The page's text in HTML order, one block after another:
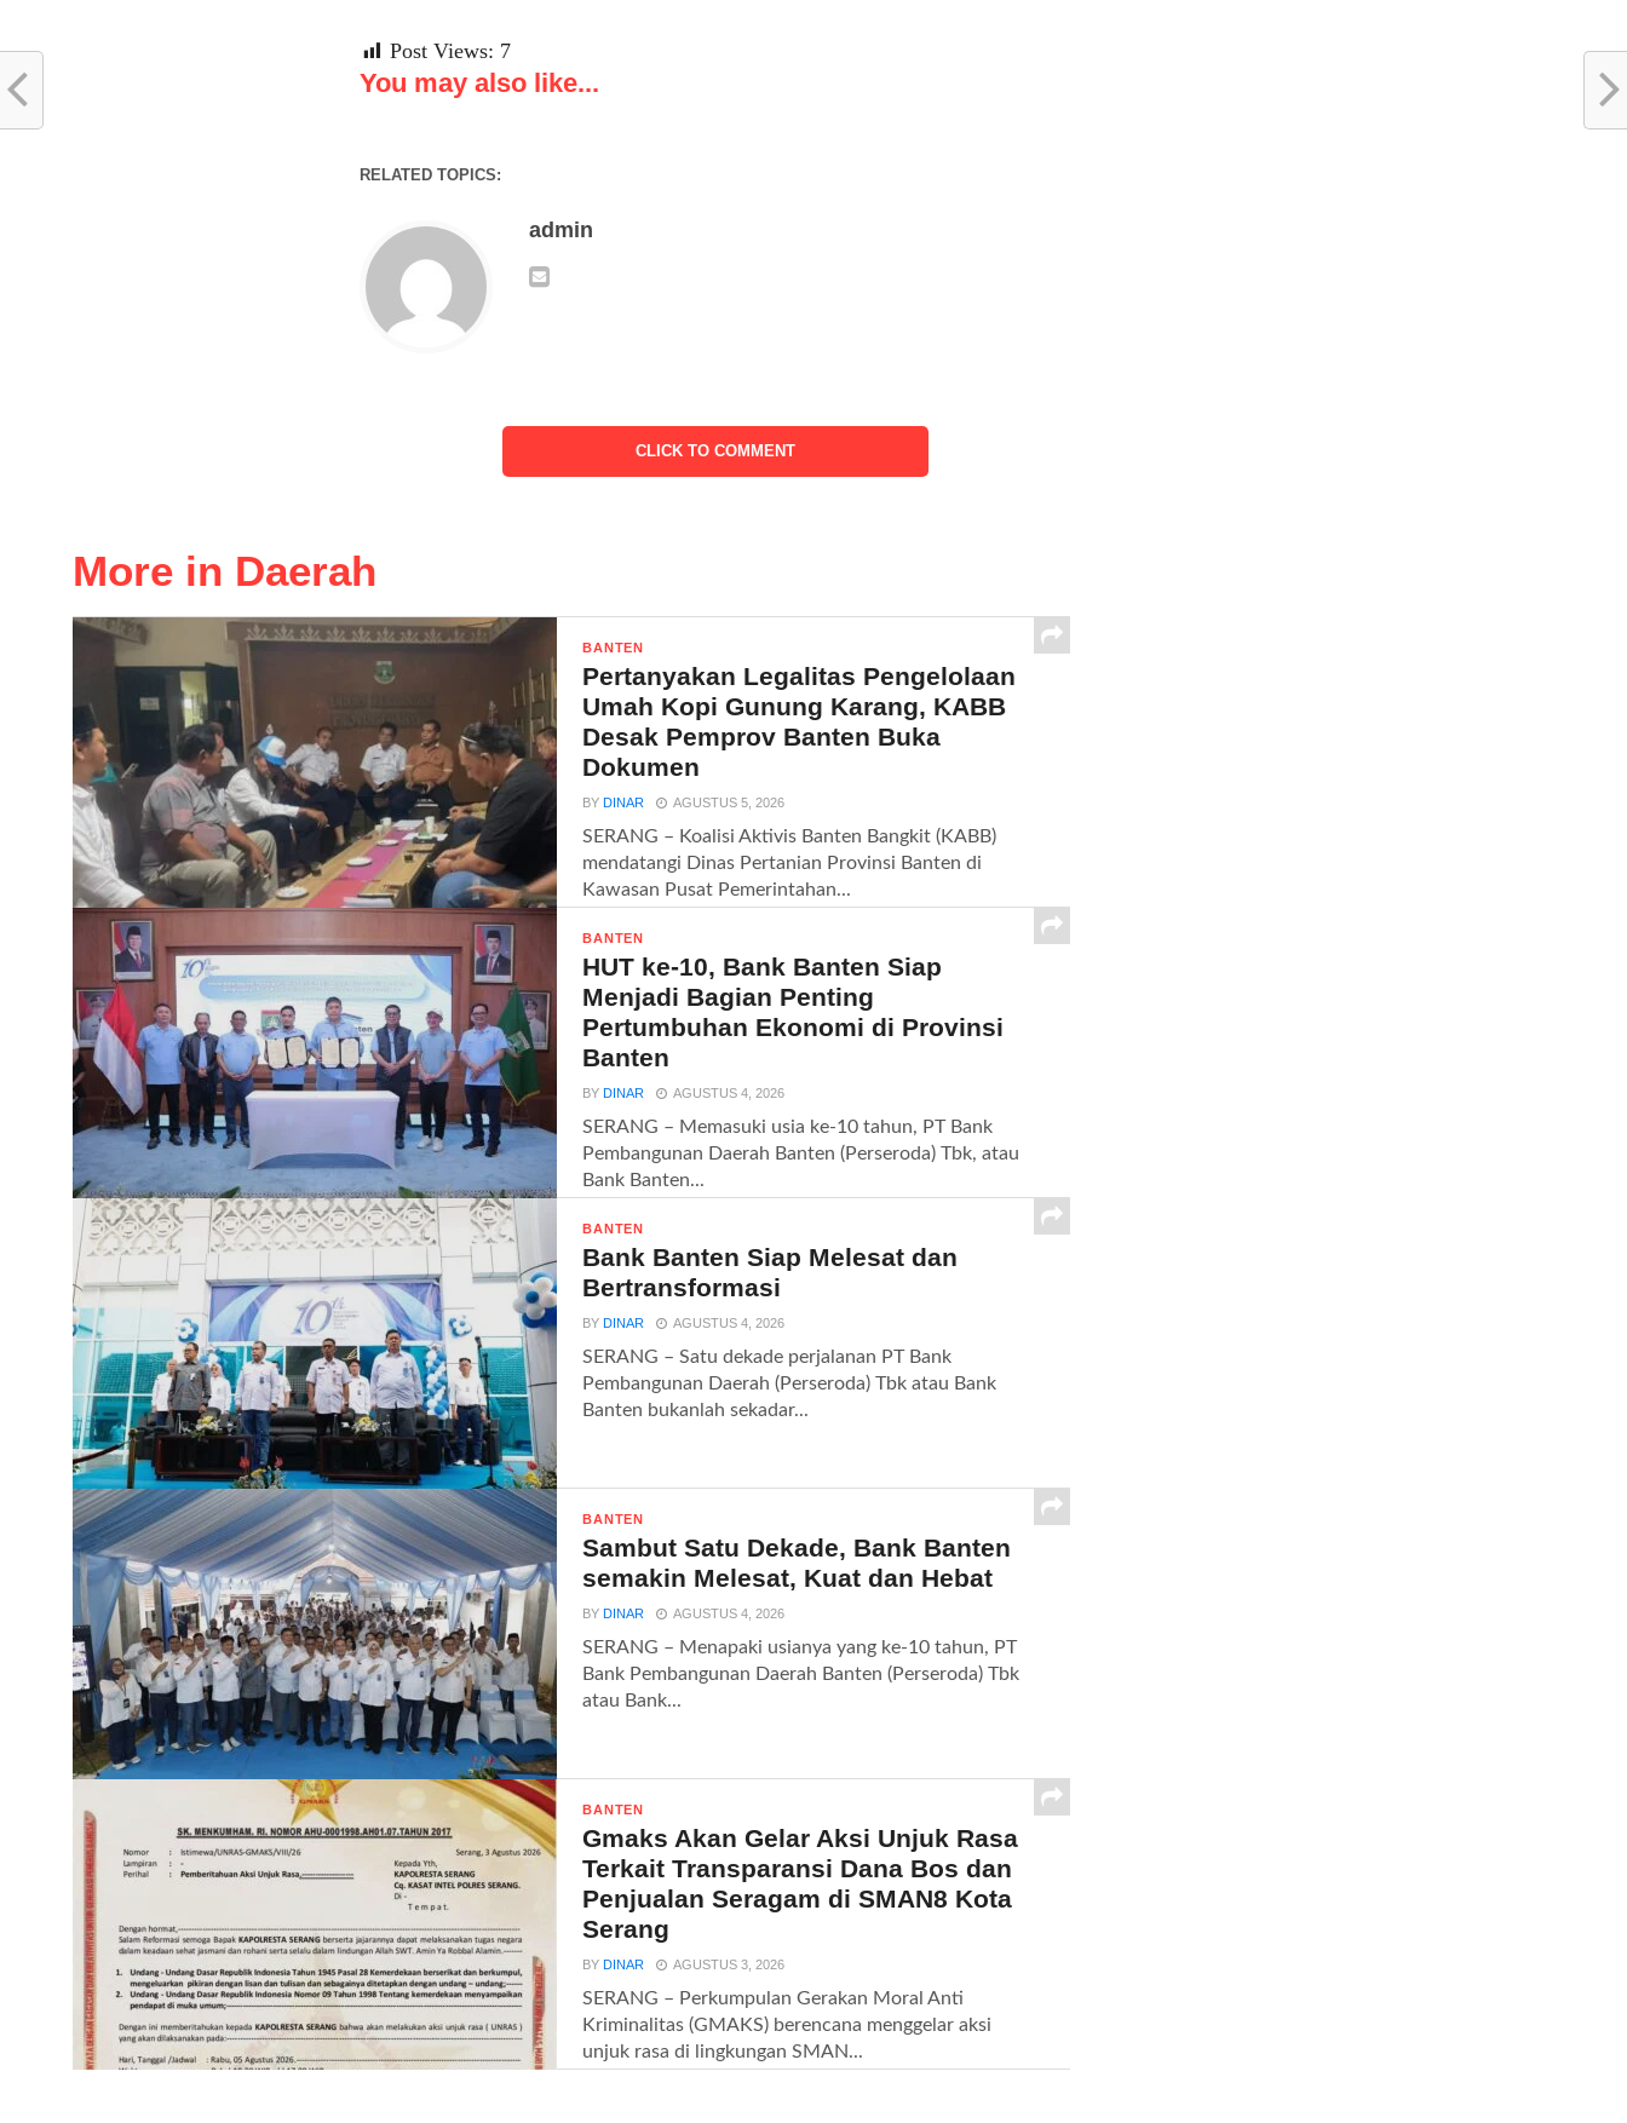
Post Views: 7
You may also like...
RELATED TOPICS:
admin
CLICK TO COMMENT
More in Daerah
BANTEN
Pertanyakan Legalitas Pengelolaan
Umah Kopi Gunung Karang, KABB
Desak Pemprov Banten Buka
Dokumen
BY DINAR AGUSTUS 5, 2026
SERANG – Koalisi Aktivis Banten Bangkit (KABB)
mendatangi Dinas Pertanian Provinsi Banten di
Kawasan Pusat Pemerintahan...
BANTEN
HUT ke-10, Bank Banten Siap
Menjadi Bagian Penting
Pertumbuhan Ekonomi di Provinsi
Banten
BY DINAR AGUSTUS 4, 2026
SERANG – Memasuki usia ke-10 tahun, PT Bank
Pembangunan Daerah Banten (Perseroda) Tbk, atau
Bank Banten...
BANTEN
Bank Banten Siap Melesat dan
Bertransformasi
BY DINAR AGUSTUS 4, 2026
SERANG – Satu dekade perjalanan PT Bank
Pembangunan Daerah (Perseroda) Tbk atau Bank
Banten bukanlah sekadar...
BANTEN
Sambut Satu Dekade, Bank Banten
semakin Melesat, Kuat dan Hebat
BY DINAR AGUSTUS 4, 2026
SERANG – Menapaki usianya yang ke-10 tahun, PT
Bank Pembangunan Daerah Banten (Perseroda) Tbk
atau Bank...
BANTEN
Gmaks Akan Gelar Aksi Unjuk Rasa
Terkait Transparansi Dana Bos dan
Penjualan Seragam di SMAN8 Kota
Serang
BY DINAR AGUSTUS 3, 2026
SERANG – Perkumpulan Gerakan Moral Anti
Kriminalitas (GMAKS) berencana menggelar aksi
unjuk rasa di lingkungan SMAN...